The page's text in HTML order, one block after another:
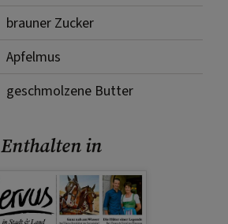
brauner Zucker
Apfelmus
geschmolzene Butter
Enthalten in